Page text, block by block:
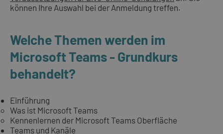
können Ihre Auswahl bei der Anmeldung treffen.
Welche Themen werden im
Microsoft Teams - Grundkurs
behandelt?
Einführung
Was ist Microsoft Teams
Kennenlernen der Microsoft Teams Oberfläche
Teams und Kanäle